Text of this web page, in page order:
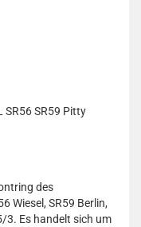
SR59 Pitty
des
Wiesel, SR59 Berlin,
3. Es handelt sich um